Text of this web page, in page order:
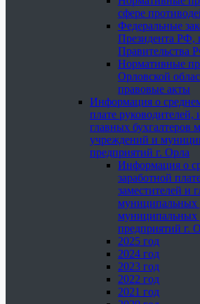
сфере
Федеральные
Президента РФ,
Правительства
Нормативные
Орловской
правовые акты
Информация о
плате руководителей,
главных бухгалтеров
учреждений и
предприятий г. Орла
Информация о
заработной
заместителей и
муниципальных
муниципальных
предприятий г.
2025 год
2024 год
2023 год
2022 год
2021 год